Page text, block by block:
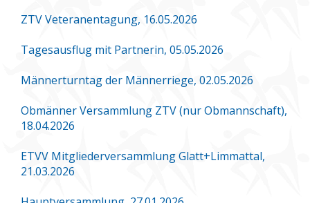
ZTV Veteranentagung, 16.05.2026
Tagesausflug mit Partnerin, 05.05.2026
Männerturntag der Männerriege, 02.05.2026
Obmänner Versammlung ZTV (nur Obmannschaft),
18.04.2026
ETVV Mitgliederversammlung Glatt+Limmattal,
21.03.2026